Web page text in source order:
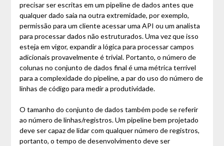
precisar ser escritas em um pipeline de dados antes que
qualquer dado saia na outra extremidade, por exemplo,
permissão para um cliente acessar uma API ou um analista
para processar dados não estruturados. Uma vez que isso
esteja em vigor, expandir a lógica para processar campos
adicionais provavelmente é trivial. Portanto, o número de
colunas no conjunto de dados final é uma métrica terrível
para a complexidade do pipeline, a par do uso do número de
linhas de código para medir a produtividade.
O tamanho do conjunto de dados também pode se referir
ao número de linhas/registros. Um pipeline bem projetado
deve ser capaz de lidar com qualquer número de registros,
portanto, o tempo de desenvolvimento deve ser